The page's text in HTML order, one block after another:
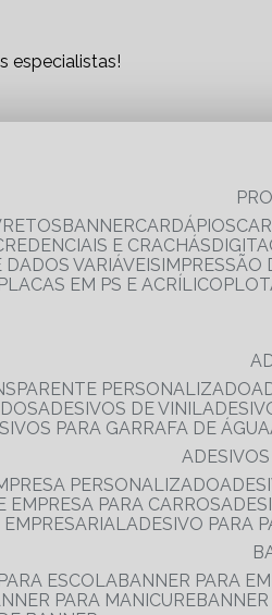
especialistas!
BANNER CARDÁPIOS
CREDENCIAIS E CRACHÁS
DADOS VARIÁVEIS
PLACAS EM PS E ACRÍLICO
PERSONALIZADO
ADESIVOS DE VINIL
PARA GARRAFA DE ÁGUA
PERSONALIZADO
EMPRESA PARA CARROS
EMPRESARIAL ADESIVO PARA
ESCOLA BANNER PARA
PARA MANICURE